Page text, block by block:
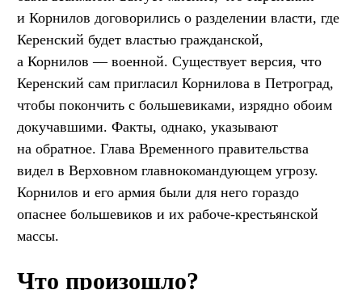
и Корнилов договорились о разделении власти, где
Керенский будет властью гражданской,
а Корнилов — военной. Существует версия, что
Керенский сам пригласил Корнилова в Петроград,
чтобы покончить с большевиками, изрядно обоим
докучавшими. Факты, однако, указывают
на обратное. Глава Временного правительства
видел в Верховном главнокомандующем угрозу.
Корнилов и его армия были для него гораздо
опаснее большевиков и их рабоче-крестьянской
массы.
Что произошло?